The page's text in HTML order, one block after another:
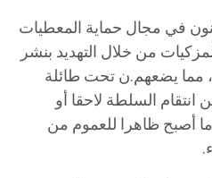
في مجال حماية المعطيات
من خلال التهديد بنشر
مما يضعهم.ن تحت طائلة
السلطة لاحقا أو
أصبح ظاهرا للعموم من